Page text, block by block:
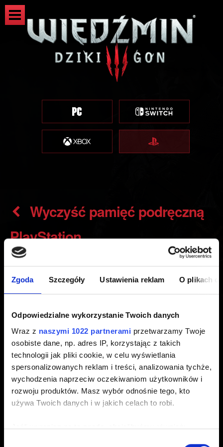
Zgoda Szczegóły Ustawienia reklam O plikach
Odpowiedzialne wykorzystanie Twoich danych
Wraz z naszymi 1022 partnerami przetwarzamy Twoje
osobiste dane, np. adres IP, korzystając z takich
technologii jak pliki cookie, w celu wyświetlania
spersonalizowanych reklam i treści, analizowania tychże,
wychodzenia naprzeciw oczekiwaniom użytkowników i
rozwoju produktów. Masz wybór odnośnie tego, kto
używa Twoich danych i w jakich celach to robi.
Jeśli wyrazisz na to zgodę, chcielibyśmy również:
Wyczyść pamięć podręczną
PlayStation
Utworzony 5 lat temu Zaktualizowany 3 lata temu
ekranów. Nie spowoduje to skasowania żadnych gier ani
danych.
1. Całkowicie wyłącz zasilanie konsoli. Nie przechodź do
trybu spoczynku.
2. Zaczekaj, aż diody na PlayStation całkowicie zgasną, i
odłącz kabel zasilania.
3. Zaczekaj co najmniej 2 minuty.
włącz konsolę.